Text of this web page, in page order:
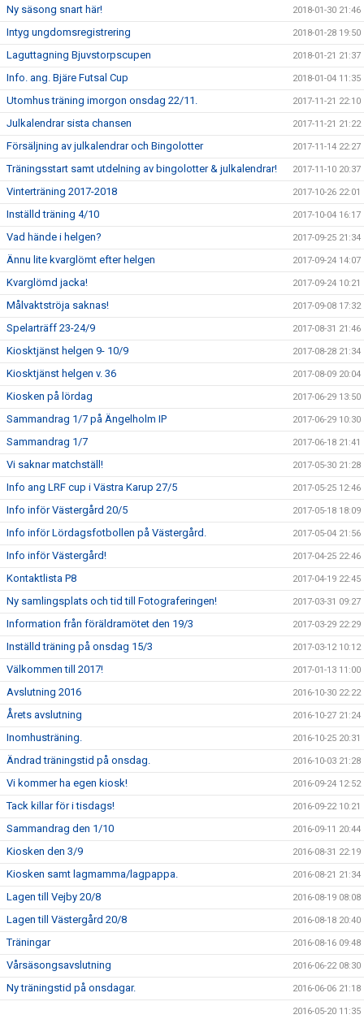
Ny säsong snart här! 2018-01-30 21:46
Intyg ungdomsregistrering 2018-01-28 19:50
Laguttagning Bjuvstorpscupen 2018-01-21 21:37
Info. ang. Bjäre Futsal Cup 2018-01-04 11:35
Utomhus träning imorgon onsdag 22/11. 2017-11-21 22:10
Julkalendrar sista chansen 2017-11-21 21:22
Försäljning av julkalendrar och Bingolotter 2017-11-14 22:27
Träningsstart samt utdelning av bingolotter & julkalendrar! 2017-11-10 20:37
Vinterträning 2017-2018 2017-10-26 22:01
Inställd träning 4/10 2017-10-04 16:17
Vad hände i helgen? 2017-09-25 21:34
Ännu lite kvarglömt efter helgen 2017-09-24 14:07
Kvarglömd jacka! 2017-09-24 10:21
Målvaktströja saknas! 2017-09-08 17:32
Spelarträff 23-24/9 2017-08-31 21:46
Kiosktjänst helgen 9- 10/9 2017-08-28 21:34
Kiosktjänst helgen v. 36 2017-08-09 20:04
Kiosken på lördag 2017-06-29 13:50
Sammandrag 1/7 på Ängelholm IP 2017-06-29 10:30
Sammandrag 1/7 2017-06-18 21:41
Vi saknar matchställ! 2017-05-30 21:28
Info ang LRF cup i Västra Karup 27/5 2017-05-25 12:46
Info inför Västergård 20/5 2017-05-18 18:09
Info inför Lördagsfotbollen på Västergård. 2017-05-04 21:56
Info inför Västergård! 2017-04-25 22:46
Kontaktlista P8 2017-04-19 22:45
Ny samlingsplats och tid till Fotograferingen! 2017-03-31 09:27
Information från föräldramötet den 19/3 2017-03-29 22:29
Inställd träning på onsdag 15/3 2017-03-12 10:12
Välkommen till 2017! 2017-01-13 11:00
Avslutning 2016 2016-10-30 22:22
Årets avslutning 2016-10-27 21:24
Inomhusträning. 2016-10-25 20:31
Ändrad träningstid på onsdag. 2016-10-03 21:28
Vi kommer ha egen kiosk! 2016-09-24 12:52
Tack killar för i tisdags! 2016-09-22 10:21
Sammandrag den 1/10 2016-09-11 20:44
Kiosken den 3/9 2016-08-31 22:19
Kiosken samt lagmamma/lagpappa. 2016-08-21 21:34
Lagen till Vejby 20/8 2016-08-19 08:08
Lagen till Västergård 20/8 2016-08-18 20:40
Träningar 2016-08-16 09:48
Vårsäsongsavslutning 2016-06-22 08:30
Ny träningstid på onsdagar. 2016-06-06 21:18
2016-05-20 11:35